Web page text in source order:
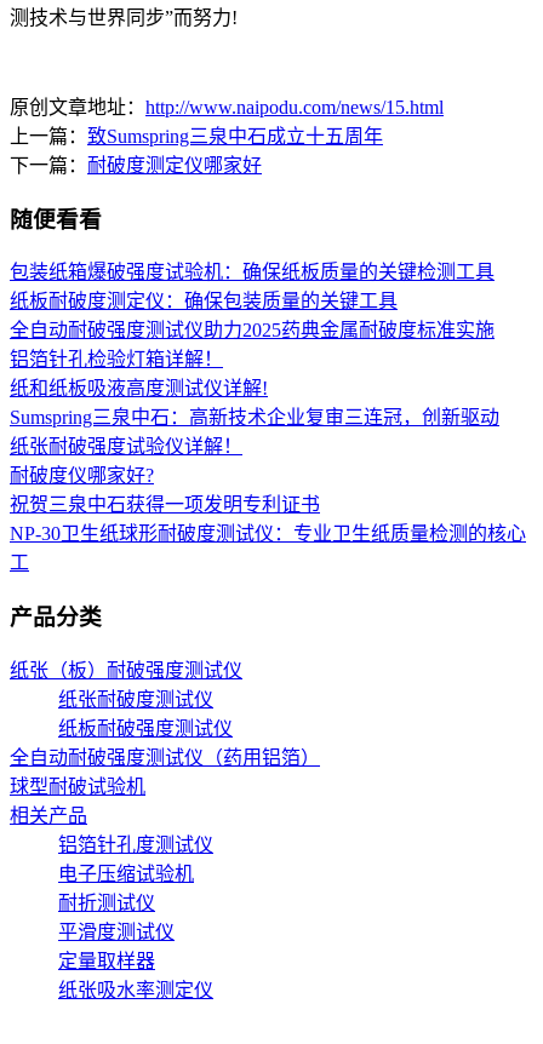
测技术与世界同步”而努力!
原创文章地址： http://www.naipodu.com/news/15.html
上一篇： 致Sumspring三泉中石成立十五周年
下一篇： 耐破度测定仪哪家好
随便看看
包装纸箱爆破强度试验机：确保纸板质量的关键检测工具
纸板耐破度测定仪：确保包装质量的关键工具
全自动耐破强度测试仪助力2025药典金属耐破度标准实施
铝箔针孔检验灯箱详解！
纸和纸板吸液高度测试仪详解!
Sumspring三泉中石：高新技术企业复审三连冠，创新驱动
纸张耐破强度试验仪详解！
耐破度仪哪家好?
祝贺三泉中石获得一项发明专利证书
NP-30卫生纸球形耐破度测试仪：专业卫生纸质量检测的核心
工
产品分类
纸张（板）耐破强度测试仪
纸张耐破度测试仪
纸板耐破强度测试仪
全自动耐破强度测试仪（药用铝箔）
球型耐破试验机
相关产品
铝箔针孔度测试仪
电子压缩试验机
耐折测试仪
平滑度测试仪
定量取样器
纸张吸水率测定仪